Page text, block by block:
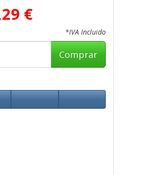
€
*IVA Incluido
Comprar